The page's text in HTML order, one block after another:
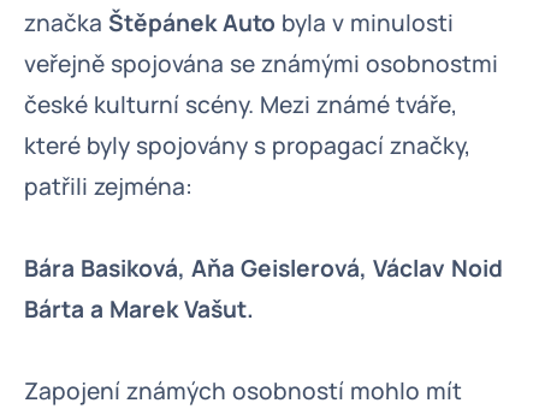
značka Štěpánek Auto byla v minulosti
veřejně spojována se známými osobnostmi
české kulturní scény. Mezi známé tváře,
které byly spojovány s propagací značky,
patřili zejména:
Bára Basiková, Aňa Geislerová, Václav Noid
Bárta a Marek Vašut.
Zapojení známých osobností mohlo mít